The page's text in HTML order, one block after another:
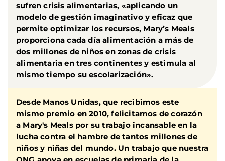
sufren crisis alimentarias, «aplicando un
modelo de gestión imaginativo y eficaz que
permite optimizar los recursos, Mary’s Meals
proporciona cada día alimentación a más de
dos millones de niños en zonas de crisis
alimentaria en tres continentes y estimula al
mismo tiempo su escolarización».
Desde Manos Unidas, que recibimos este
mismo premio en 2010, felicitamos de corazón
a Mary's Meals por su trabajo incansable en la
lucha contra el hambre de tantos millones de
niños y niñas del mundo. Un trabajo que nuestra